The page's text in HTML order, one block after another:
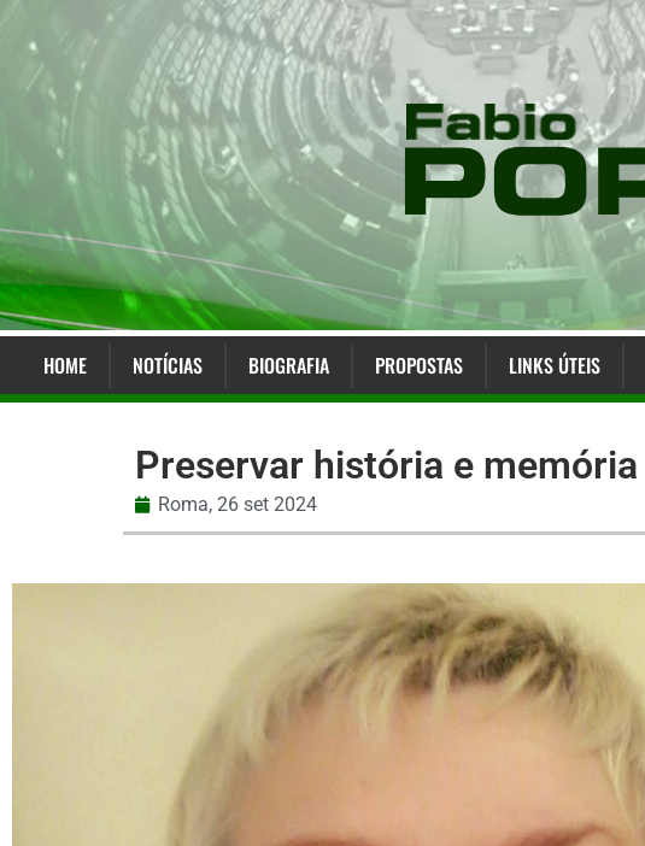
HOME NOTÍCIAS BIOGRAFIA PROPOSTAS LINKS ÚTEIS
Preservar história e memória
Roma, 26 set 2024